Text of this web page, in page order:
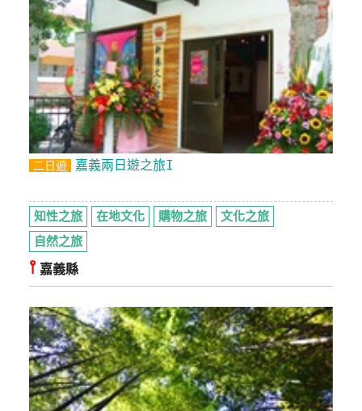
二日遊 嘉義兩日遊之旅I
知性之旅 在地文化 購物之旅
文化之旅
自然之旅
⫯ 嘉義縣